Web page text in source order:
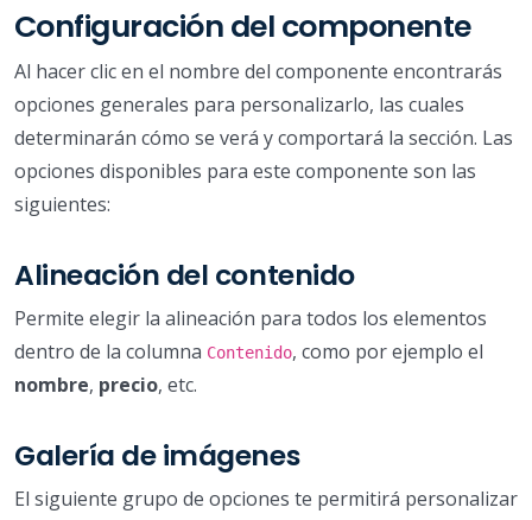
Configuración del componente
Al hacer clic en el nombre del componente encontrarás
opciones generales para personalizarlo, las cuales
determinarán cómo se verá y comportará la sección. Las
opciones disponibles para este componente son las
siguientes:
Alineación del contenido
Permite elegir la alineación para todos los elementos
dentro de la columna Contenido, como por ejemplo el
nombre, precio, etc.
Galería de imágenes
El siguiente grupo de opciones te permitirá personalizar